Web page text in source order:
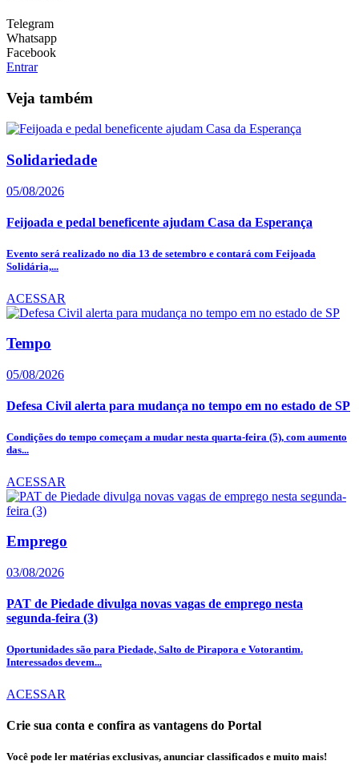
Telegram
Whatsapp
Facebook
Entrar
Veja também
Solidariedade
05/08/2026
Feijoada e pedal beneficente ajudam Casa da Esperança
Evento será realizado no dia 13 de setembro e contará com Feijoada
Solidária,...
ACESSAR
Tempo
05/08/2026
Defesa Civil alerta para mudança no tempo em no estado de SP
Condições do tempo começam a mudar nesta quarta-feira (5), com aumento
das...
ACESSAR
Emprego
03/08/2026
PAT de Piedade divulga novas vagas de emprego nesta
segunda-feira (3)
Oportunidades são para Piedade, Salto de Pirapora e Votorantim.
Interessados devem...
ACESSAR
Crie sua conta e confira as vantagens do Portal
Você pode ler matérias exclusivas, anunciar classificados e muito mais!